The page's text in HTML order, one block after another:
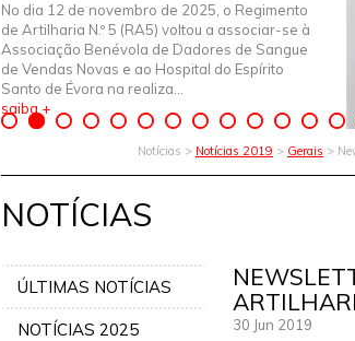
No dia 12 de novembro de 2025, o Regimento
de Artilharia N.º 5 (RA5) voltou a associar-se à
Associação Benévola de Dadores de Sangue
de Vendas Novas e ao Hospital do Espírito
Santo de Évora na realiza...
saiba +
Notícias > Notícias 2019 > Gerais >
NOTÍCIAS
ÚLTIMAS NOTÍCIAS
NOTÍCIAS 2025 30 Jun 2019